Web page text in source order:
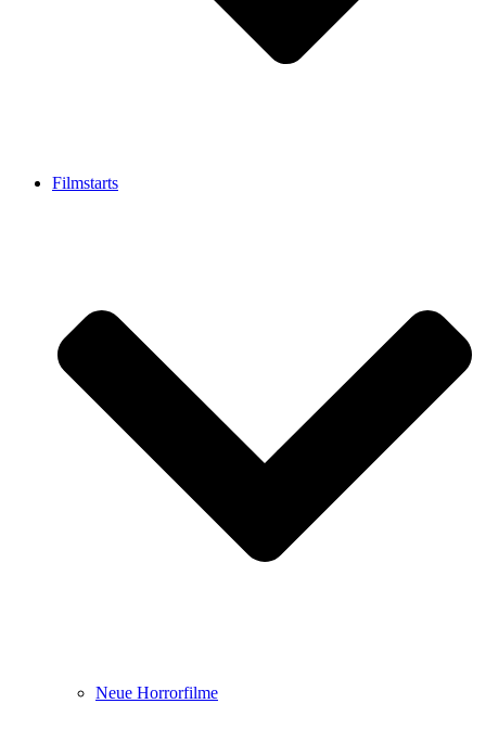
Filmstarts
Neue Horrorfilme